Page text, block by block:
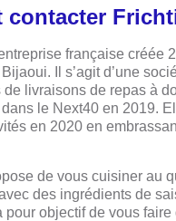
contacter
française créée
Il s’agit d’une
de livraisons de repas à
le Next40 en 2019.
en 2020 en
de vous cuisiner au
des ingrédients de
pour objectif de vous faire